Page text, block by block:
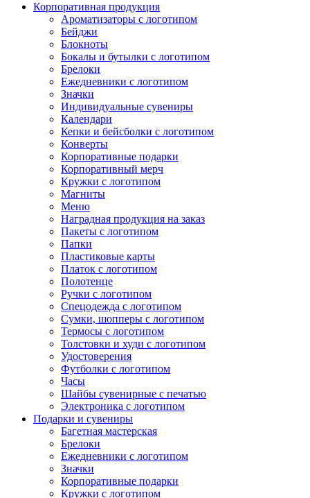
Корпоративная продукция
Ароматизаторы с логотипом
Бейджи
Блокноты
Бокалы и бутылки с логотипом
Брелоки
Ежедневники с логотипом
Значки
Индивидуальные сувениры
Календари
Кепки и бейсболки с логотипом
Конверты
Корпоративные подарки
Корпоративный мерч
Кружки с логотипом
Магниты
Меню
Наградная продукция на заказ
Пакеты с логотипом
Папки
Пластиковые карты
Платок с логотипом
Полотенце
Ручки с логотипом
Спецодежда с логотипом
Сумки, шопперы с логотипом
Термосы с логотипом
Толстовки и худи с логотипом
Удостоверения
Футболки с логотипом
Часы
Шайбы сувенирные с печатью
Электроника с логотипом
Подарки и сувениры
Багетная мастерская
Брелоки
Ежедневники с логотипом
Значки
Корпоративные подарки
Кружки с логотипом